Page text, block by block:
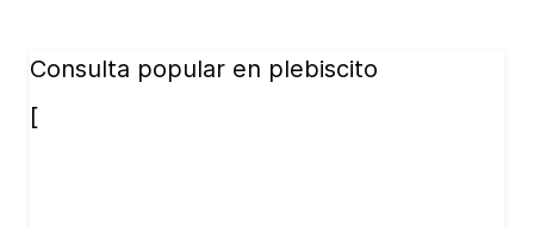
Consulta popular en plebiscito
[